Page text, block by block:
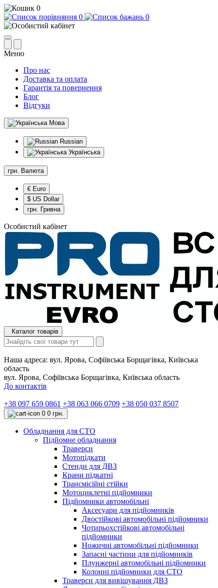
0
0
0
Меню
Про нас
Доставка та оплата
Гарантія та повернення
Блог
Відгуки
Мова
Russian
Українська
грн. Валюта
€ Euro
$ US Dollar
грн. Гривна
Особистий кабінет
Каталог товарів
Наша адреса: вул. Ярова, Софіївська Борщагівка, Київська
область
вул. Ярова, Софіївська Борщагівка, Київська область
До контактів
+38 097 659 0861 +38 063 066 0709 +38 050 037 8507
0 0 грн.
Обладнання для СТО
Підйомне обладнання
Траверси
Мотопідкати
Стенди для ДВЗ
Крани підкатні
Трансмісійні стійки
Мотоциклетні підйомники
Підйомники автомобільні
Аксесуари для підйомників
Двостійкові автомобільні підйомники
Чотирьохстійкові автомобільні
підйомники
Ножичні автомобільні підйомники
Запасні частини для підйомників
Плунжерні автомобільні підйомники
Колонні підйомники для СТО
Траверси для вивішування ДВЗ